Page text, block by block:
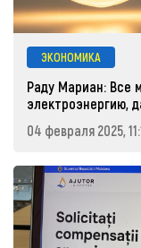
ЭКОНОМИКА
Раду Мариан: Все
электроэнергию,
04 февраля 2025,